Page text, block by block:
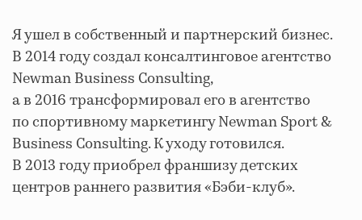
Я ушел в собственный и партнерский бизнес.
В 2014 году создал консалтинговое агентство
Newman Business Consulting,
а в 2016 трансформировал его в агентство
по спортивному маркетингу Newman Sport &
Business Consulting. К уходу готовился.
В 2013 году приобрел франшизу детских
центров раннего развития «Бэби-клуб».